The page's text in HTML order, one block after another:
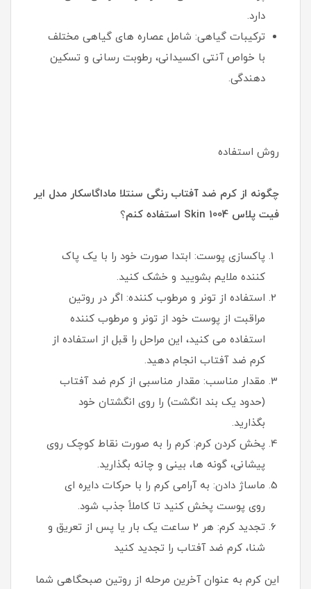
دارد.
ترکیبات گیاهی: شامل عصاره های گیاهی مختلف
با خواص آنتی اکسیدانی، رطوبت رسانی و تسکین
دهندگی.
روش استفاده
چگونه از کرم ضد آفتاب رنگی سنتلا ماداگاسکار مدل ایر
فیت پلاس Skin 1004 استفاده کنم
؟
پاکسازی پوست: ابتدا صورت خود را با یک پاک
کننده ملایم بشویید و خشک کنید.
استفاده از تونر و مرطوب کننده: اگر در روتین
مراقبت از پوست خود از تونر و مرطوب کننده
استفاده می کنید، این مراحل را قبل از استفاده از
کرم ضد آفتاب انجام دهید.
مقدار مناسب: مقدار مناسبی از کرم ضد آفتاب
(حدود یک بند انگشت) را روی انگشتان خود
بگذارید.
پخش کردن کرم: کرم را به صورت نقاط کوچک روی
پیشانی، گونه ها، بینی و چانه بگذارید.
ماساژ دادن: به آرامی کرم را با حرکات دایره ای
روی پوست پخش کنید تا کاملاً جذب شود.
تجدید کرم: هر 2 ساعت یک بار یا پس از تعریق و
شنا، کرم ضد آفتاب را تجدید کنید
این کرم به عنوان آخرین مرحله از روتین صبحگاهی شما